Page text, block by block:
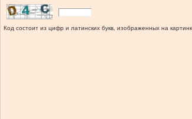
Код состоит из цифр и латинских букв, изображенных на